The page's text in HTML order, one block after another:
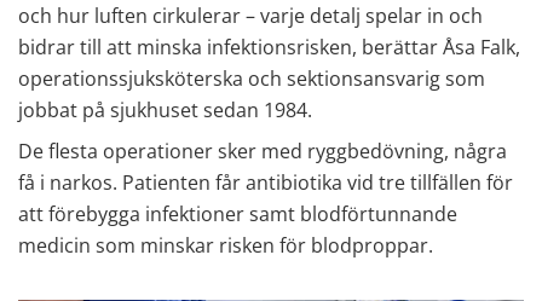
och hur luften cirkulerar – varje detalj spelar in och
bidrar till att minska infektionsrisken, berättar Åsa Falk,
operationssjuksköterska och sektionsansvarig som
jobbat på sjukhuset sedan 1984.
De flesta operationer sker med ryggbedövning, några
få i narkos. Patienten får antibiotika vid tre tillfällen för
att förebygga infektioner samt blodförtunnande
medicin som minskar risken för blodproppar.